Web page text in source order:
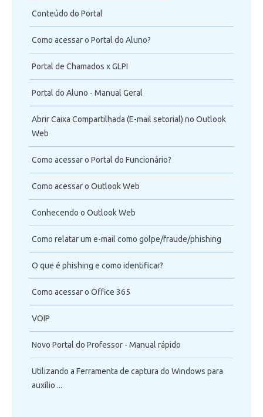
Conteúdo do Portal
Como acessar o Portal do Aluno?
Portal de Chamados x GLPI
Portal do Aluno - Manual Geral
Abrir Caixa Compartilhada (E-mail setorial) no Outlook
Web
Como acessar o Portal do Funcionário?
Como acessar o Outlook Web
Conhecendo o Outlook Web
Como relatar um e-mail como golpe/fraude/phishing
O que é phishing e como identificar?
Como acessar o Office 365
VOIP
Novo Portal do Professor - Manual rápido
Utilizando a Ferramenta de captura do Windows para
auxílio ...